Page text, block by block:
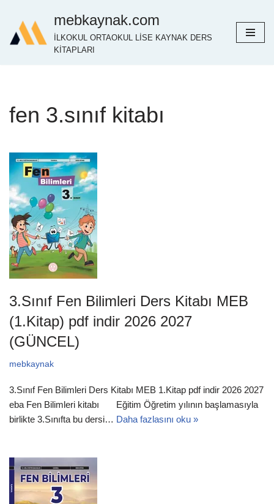
İçeriğe
geç
mebkaynak.com
İLKOKUL ORTAOKUL LİSE KAYNAK DERS
KİTAPLARI
fen 3.sınıf kitabı
3.Sınıf Fen Bilimleri Ders Kitabı MEB
(1.Kitap) pdf indir 2026 2027
(GÜNCEL)
mebkaynak
3.Sınıf Fen Bilimleri Ders Kitabı MEB 1.Kitap pdf indir 2026 2027
eba Fen Bilimleri kitabı Eğitim Öğretim yılının başlamasıyla
birlikte 3.Sınıfta bu dersi… Daha fazlasını oku »